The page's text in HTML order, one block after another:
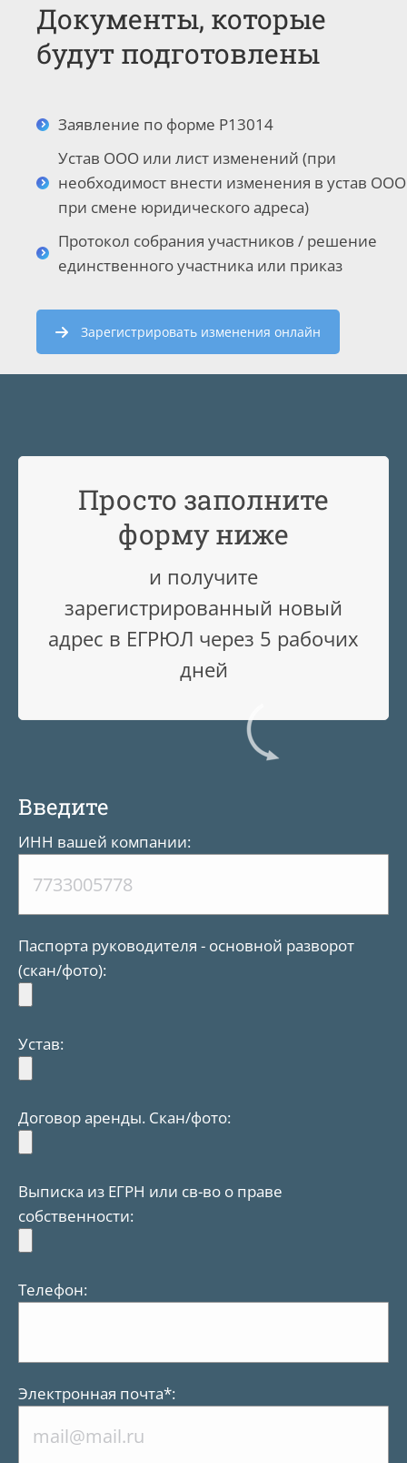
Документы, которые
будут подготовлены
Заявление по форме Р13014
Устав ООО или лист изменений (при
необходимост внести изменения в устав ООО
при смене юридического адреса)
Протокол собрания участников / решение
единственного участника или приказ
Зарегистрировать изменения онлайн
Просто заполните
форму ниже
и получите
зарегистрированный новый
адрес в ЕГРЮЛ через 5 рабочих
дней
Введите
ИНН вашей компании:
Паспорта руководителя - основной разворот
(скан/фото):
Устав:
Договор аренды. Скан/фото:
Выписка из ЕГРН или св-во о праве
собственности:
Телефон:
Электронная почта*: